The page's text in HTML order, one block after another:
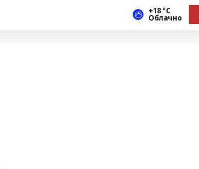
+18 °С
Облачно